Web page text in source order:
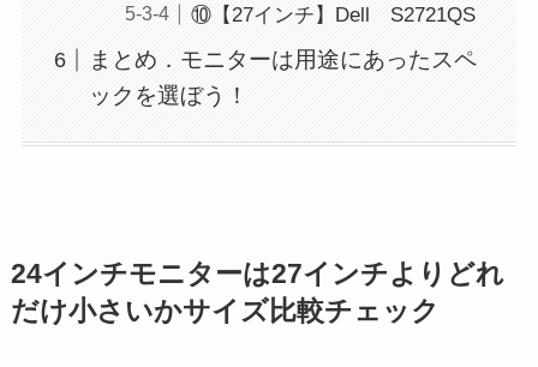
⑩【27インチ】Dell S2721QS
まとめ．モニターは用途にあったスペ
ックを選ぼう！
24インチモニターは27インチよりどれ
だけ小さいかサイズ比較チェック